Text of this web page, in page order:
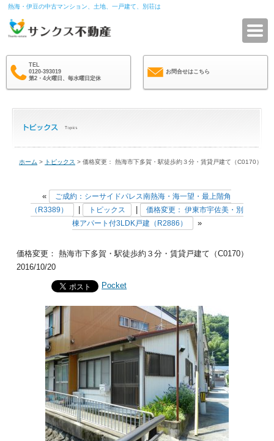
熱海・伊豆の中古マンション、土地、一戸建て、別荘は
TEL
0120-393019
第2・4火曜日、毎水曜日定休
お問合せはこちら
ホーム > トピックス > 価格変更： 熱海市下多賀・駅徒歩約３分・賃貸戸建て（C0170）
«
ご成約：シーサイドパレス南熱海・海一望・最上階角
（R3389）
トピックス
価格変更： 伊東市宇佐美・別
棟アパート付3LDK戸建（R2886）
»
価格変更： 熱海市下多賀・駅徒歩約３分・賃貸戸建て（C0170）
2016/10/20
Pocket